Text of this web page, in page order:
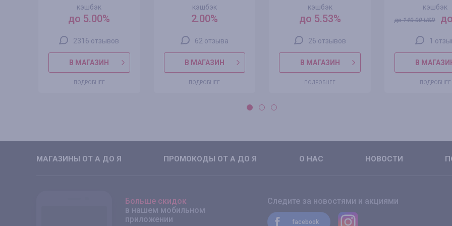
кэшбэк
до 5.00%
2316 отзывов
В МАГАЗИН
ПОДРОБНЕЕ
кэшбэк
2.00%
62 отзыва
В МАГАЗИН
ПОДРОБНЕЕ
кэшбэк
до 5.53%
26 отзывов
В МАГАЗИН
ПОДРОБНЕЕ
кэшбэк
до140.00USD
1
В
ПОДРОБНЕЕ
МАГАЗИНЫ ОТ А ДО Я ПРОМОКОДЫ ОТ А ДО Я О НАС НОВОСТИ
Больше скидок
в нашем мобильном
приложении
Следите за новостями и акциями
facebook